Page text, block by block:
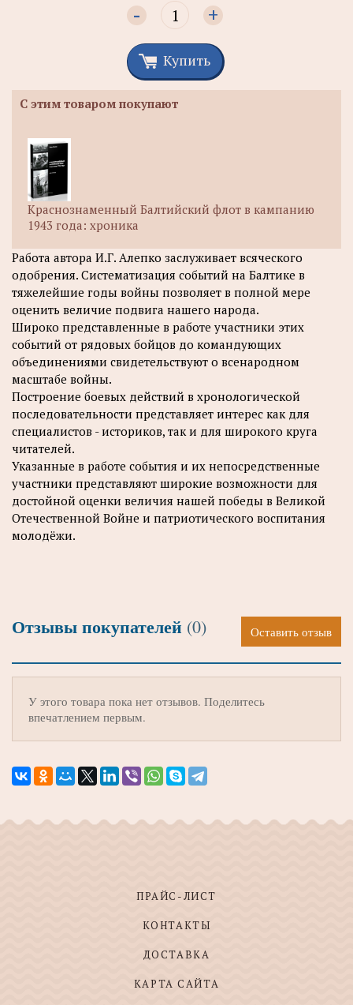
- +
Купить
С этим товаром покупают
Краснознаменный Балтийский флот в кампанию
1943 года: хроника
Работа автора И.Г. Алепко заслуживает всяческого
одобрения. Систематизация событий на Балтике в
тяжелейшие годы войны позволяет в полной мере
оценить величие подвига нашего народа.
Широко представленные в работе участники этих
событий от рядовых бойцов до командующих
объединениями свидетельствуют о всенародном
масштабе войны.
Построение боевых действий в хронологической
последовательности представляет интерес как для
специалистов - историков, так и для широкого круга
читателей.
Указанные в работе события и их непосредственные
участники представляют широкие возможности для
достойной оценки величия нашей победы в Великой
Отечественной Войне и патриотического воспитания
молодёжи.
Отзывы покупателей (0) Оставить отзыв
У этого товара пока нет отзывов. Поделитесь
впечатлением первым.
ПРАЙС-ЛИСТ
КОНТАКТЫ
ДОСТАВКА
КАРТА САЙТА